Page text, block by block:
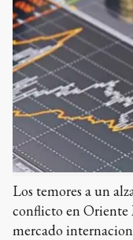
Los temores a un
conflicto en
mercado